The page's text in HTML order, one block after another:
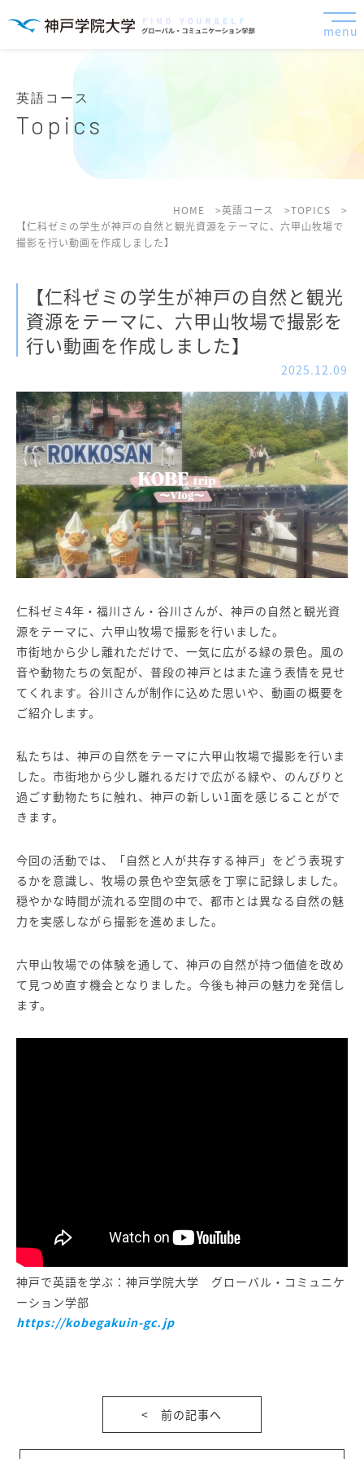
menu
Topics
英語コース
HOME 英語コース
TOPICS
【仁科ゼミの学生が神戸の自然と観光資源をテーマに、六甲山牧場で
撮影を行い動画を作成しました】
【仁科ゼミの学生が神戸の自然と観光
資源をテーマに、六甲山牧場で撮影を
行い動画を作成しました】
2025.12.09
仁科ゼミ4年・福川さん・谷川さんが、神戸の自然と観光資
源をテーマに、六甲山牧場で撮影を行いました。
市街地から少し離れただけで、一気に広がる緑の景色。風の
音や動物たちの気配が、普段の神戸とはまた違う表情を見せ
てくれます。谷川さんが制作に込めた思いや、動画の概要を
ご紹介します。
私たちは、神戸の自然をテーマに六甲山牧場で撮影を行いま
した。市街地から少し離れるだけで広がる緑や、のんびりと
過ごす動物たちに触れ、神戸の新しい1面を感じることがで
きます。
今回の活動では、「自然と人が共存する神戸」をどう表現す
るかを意識し、牧場の景色や空気感を丁寧に記録しました。
穏やかな時間が流れる空間の中で、都市とは異なる自然の魅
力を実感しながら撮影を進めました。
六甲山牧場での体験を通して、神戸の自然が持つ価値を改め
て見つめ直す機会となりました。今後も神戸の魅力を発信し
ます。
神戸で英語を学ぶ：神戸学院大学 グローバル・コミュニケ
ーション学部
https://kobegakuin-gc.jp
< 前の記事へ